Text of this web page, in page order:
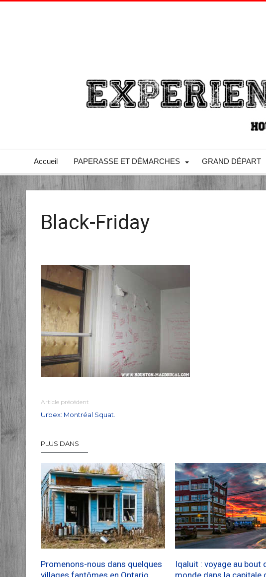
Accueil PAPERASSE ET DÉMARCHES GRAND DÉPART
Black-Friday
Article précédent
Urbex: Montréal Squat.
PLUS DANS
Promenons-nous dans quelques
Iqaluit : voyage au bout